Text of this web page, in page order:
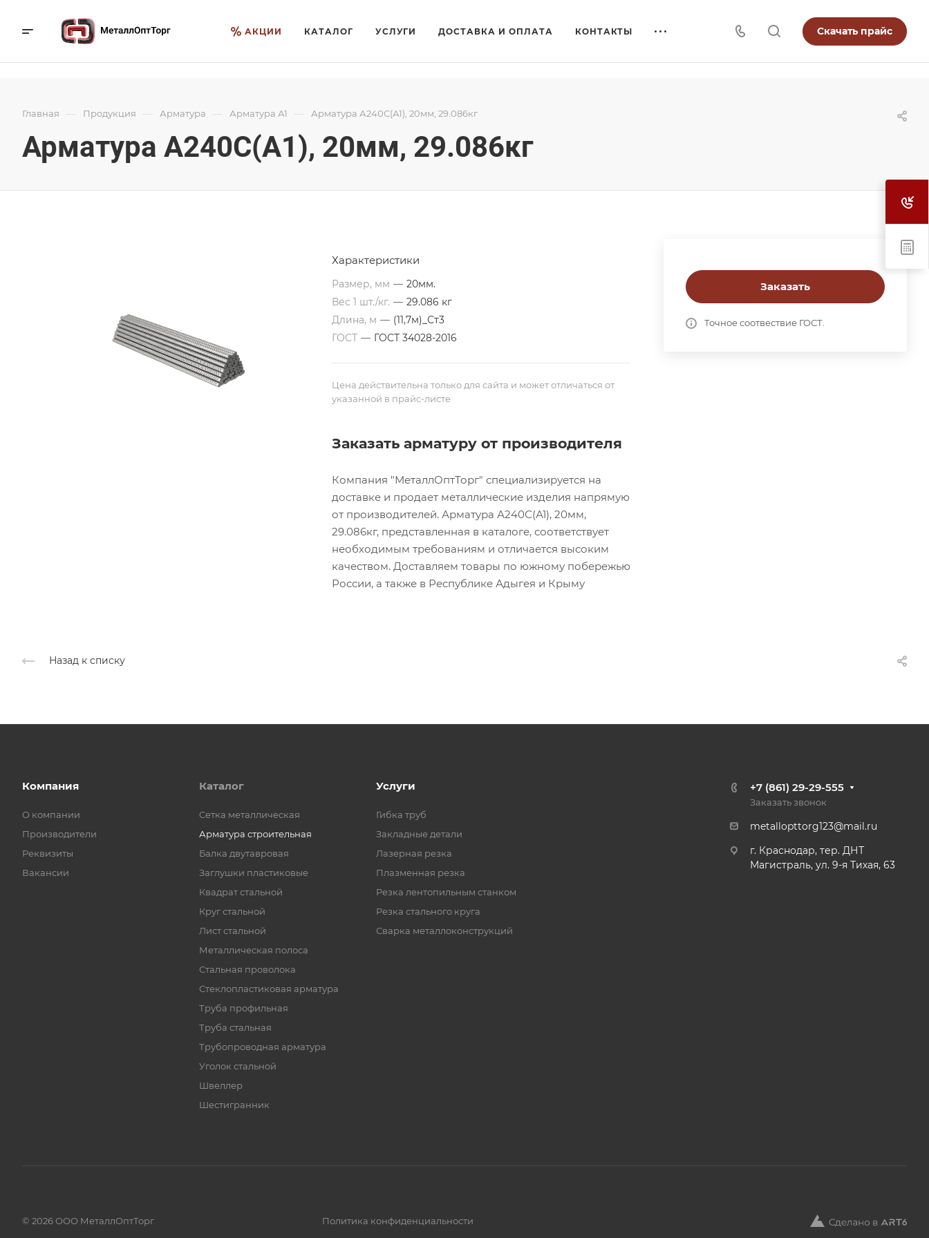
АКЦИИ КАТАЛОГ УСЛУГИ ДОСТАВКА И ОПЛАТА КОНТАКТЫ Скачать прайс
Главная — Продукция — Арматура — Арматура А1 — Арматура А240С(А1), 20мм, 29.086кг
Арматура А240С(А1), 20мм, 29.086кг
Заказать
Точное соотвествие ГОСТ.
Характеристики
Размер, мм — 20мм.
Вес 1 шт./кг. — 29.086 кг
Длина, м — (11,7м)_Ст3
ГОСТ — ГОСТ 34028-2016
Цена действительна только для сайта и может отличаться от
указанной в прайс-листе
Заказать арматуру от производителя
Компания "МеталлОптТорг" специализируется на
доставке и продает металлические изделия напрямую
от производителей. Арматура А240С(А1), 20мм,
29.086кг, представленная в каталоге, соответствует
необходимым требованиям и отличается высоким
качеством. Доставляем товары по южному побережью
России, а также в Республике Адыгея и Крыму
Назад к списку
Компания
О компании
Производители
Реквизиты
Вакансии
Каталог
Cетка металлическая
Арматура строительная
Балка двутавровая
Заглушки пластиковые
Квадрат стальной
Круг стальной
Лист стальной
Металлическая полоса
Стальная проволока
Стеклопластиковая арматура
Труба профильная
Труба стальная
Трубопроводная арматура
Уголок стальной
Швеллер
Шестигранник
Услуги
Гибка труб
Закладные детали
Лазерная резка
Плазменная резка
Резка лентопильным станком
Резка стального круга
Сварка металлоконструкций
+7 (861) 29-29-555
Заказать звонок
metallopttorg123@mail.ru
г. Краснодар, тер. ДНТ
Магистраль, ул. 9-я Тихая, 63
© 2026 ООО МеталлОптТорг Политика конфиденциальности